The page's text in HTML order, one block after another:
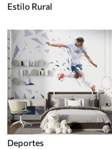
Estilo Rural
Deportes